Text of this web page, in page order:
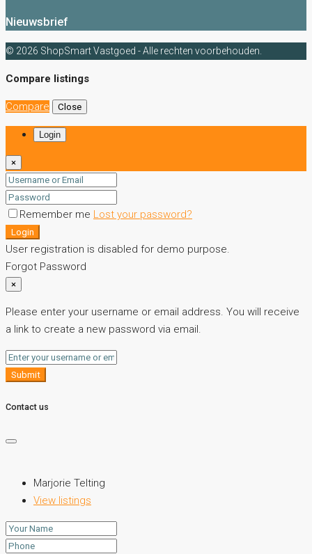
Nieuwsbrief
© 2026 ShopSmart Vastgoed - Alle rechten voorbehouden.
Compare listings
Compare Close
Login
×
Remember me Lost your password?
Login
User registration is disabled for demo purpose.
Forgot Password
×
Please enter your username or email address. You will receive
a link to create a new password via email.
Submit
Contact us
Marjorie Telting
View listings